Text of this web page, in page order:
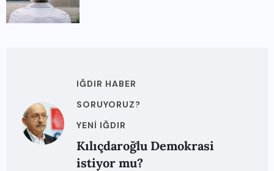
IĞDIR HABER
SORUYORUZ?
YENI IĞDIR
Kılıçdaroğlu Demokrasi
istiyor mu?